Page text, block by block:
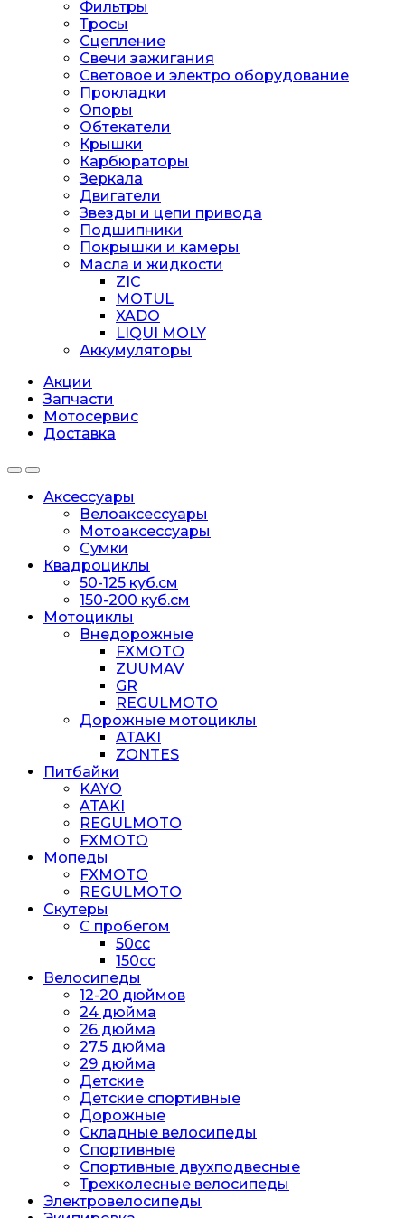
Фильтры
Тросы
Сцепление
Свечи зажигания
Световое и электро оборудование
Прокладки
Опоры
Обтекатели
Крышки
Карбюраторы
Зеркала
Двигатели
Звезды и цепи привода
Подшипники
Покрышки и камеры
Масла и жидкости
ZIC
MOTUL
XADO
LIQUI MOLY
Аккумуляторы
Акции
Запчасти
Мотосервис
Доставка
Аксессуары
Велоаксессуары
Мотоаксессуары
Сумки
Квадроциклы
50-125 куб.см
150-200 куб.см
Мотоциклы
Внедорожные
FXMOTO
ZUUMAV
GR
REGULMOTO
Дорожные мотоциклы
ATAKI
ZONTES
Питбайки
KAYO
ATAKI
REGULMOTO
FXMOTO
Мопеды
FXMOTO
REGULMOTO
Скутеры
С пробегом
50cc
150cc
Велосипеды
12-20 дюймов
24 дюйма
26 дюйма
27.5 дюйма
29 дюйма
Детские
Детские спортивные
Дорожные
Складные велосипеды
Спортивные
Спортивные двухподвесные
Трехколесные велосипеды
Электровелосипеды